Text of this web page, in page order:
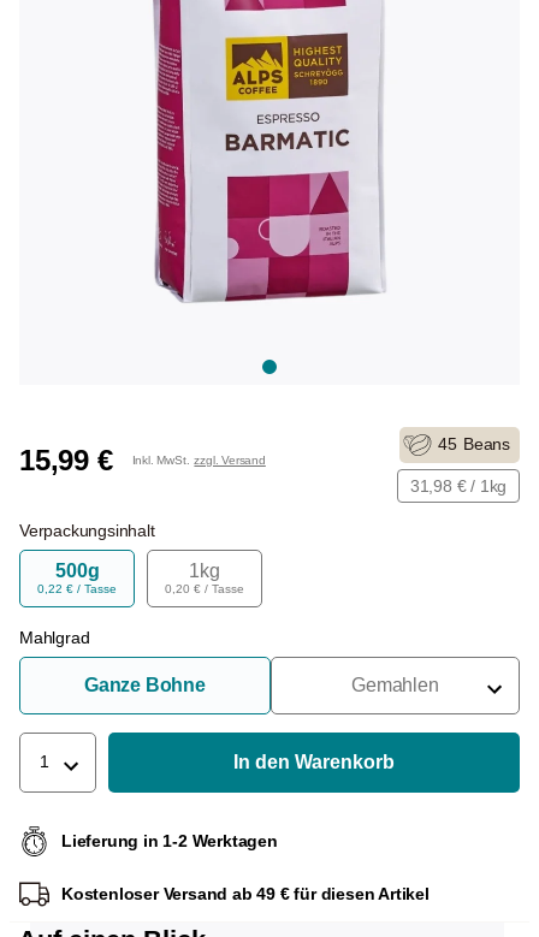
15,99 € Inkl. MwSt. zzgl. Versand
45 Beans
31,98 € / 1kg
Verpackungsinhalt
500g
0,22 € / Tasse
1kg
0,20 € / Tasse
Mahlgrad
Ganze Bohne Gemahlen
Für Siebträger
1 In den Warenkorb
Lieferung in 1-2 Werktagen
Kostenloser Versand ab 49 € für diesen Artikel